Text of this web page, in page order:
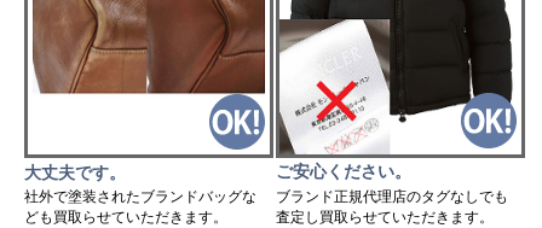
大丈夫です。
社外で塗装されたブランドバッグな
ども買取らせていただきます。
ご安心ください。
ブランド正規代理店のタグなしでも
査定し買取らせていただきます。